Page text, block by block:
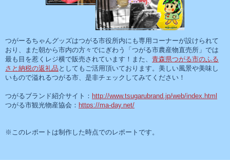
つがーるちゃんグッズはつがる市役所内にも専用コーナーが設けられて
おり、また朝から市内の方々でにぎわう「つがる市農産物直売所」では
最も目を惹くレジ横で販売されています！また、 青森県つがる市のふる
さと納税の返礼品 としてもご活用頂いております。美しい風景や美味し
いもので溢れるつがる市、是非チェックしてみてください！
つがるブランド紹介サイト： http://www.tsugarubrand.jp/web/index.html
つがる市観光物産協会： https://ma-day.net/
※このレポートは制作した時点でのレポートです。